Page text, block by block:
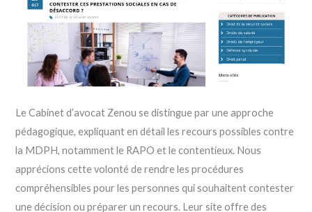
Le Cabinet d’avocat Zenou se distingue par une approche
pédagogique, expliquant en détail les recours possibles contre
la MDPH, notamment le RAPO et le contentieux. Nous
apprécions cette volonté de rendre les procédures
compréhensibles pour les personnes qui souhaitent contester
une décision ou préparer un recours. Leur site offre des